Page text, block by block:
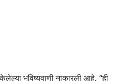
भविष्यवाणी नाकारली आहे. “ही